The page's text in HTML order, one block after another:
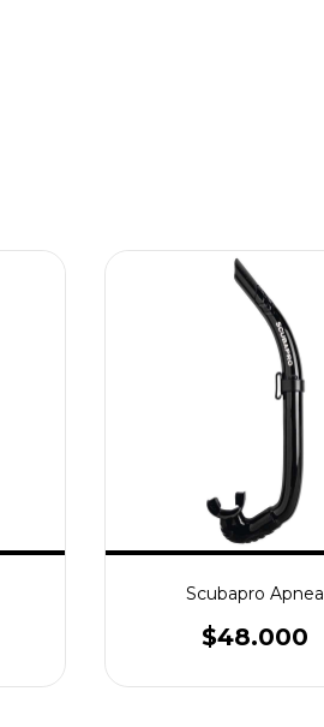
Scubapro Apnea
$48.000